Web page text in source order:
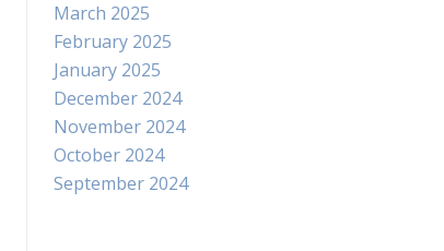
March 2025
February 2025
January 2025
December 2024
November 2024
October 2024
September 2024